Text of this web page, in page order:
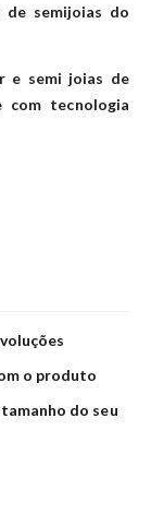
semijoias do
e semi joias de
com tecnologia
o produto
do seu